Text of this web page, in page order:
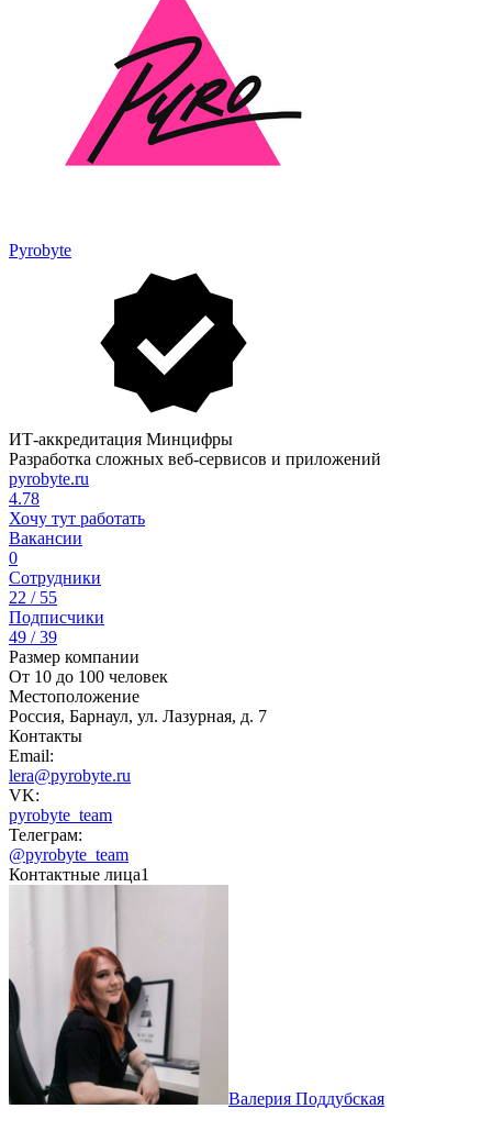
Pyrobyte
ИТ-аккредитация Минцифры
Разработка сложных веб-сервисов и приложений
pyrobyte.ru
4.78
Хочу тут работать
Вакансии
0
Сотрудники
22 / 55
Подписчики
49 / 39
Размер компании
От 10 до 100 человек
Местоположение
Россия, Барнаул, ул. Лазурная, д. 7
Контакты
Email:
lera@pyrobyte.ru
VK:
pyrobyte_team
Телеграм:
@pyrobyte_team
Контактные лица1
Валерия Поддубская